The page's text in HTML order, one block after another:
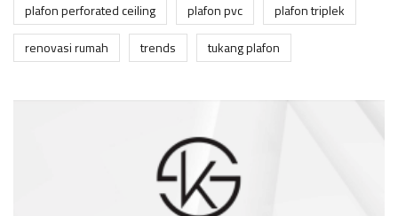
plafon perforated ceiling
plafon pvc
plafon triplek
renovasi rumah
trends tukang plafon